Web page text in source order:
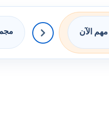
مهم الآن